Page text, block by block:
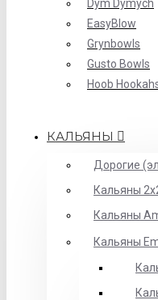
Dym Dymych
EasyBlow
Grynbowls
Gusto Bowls
Hoob
КАЛЬЯНЫ
Дорогие
Кальяны
Кальяны
Кальяны